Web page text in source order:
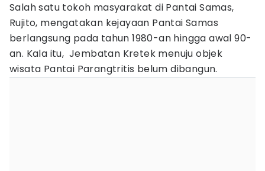
Salah satu tokoh masyarakat di Pantai Samas,
Rujito, mengatakan kejayaan Pantai Samas
berlangsung pada tahun 1980-an hingga awal 90-
an. Kala itu, Jembatan Kretek menuju objek
wisata Pantai Parangtritis belum dibangun.